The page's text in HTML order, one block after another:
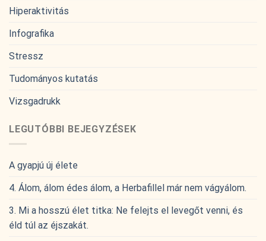
Hiperaktivitás
Infografika
Stressz
Tudományos kutatás
Vizsgadrukk
LEGUTÓBBI BEJEGYZÉSEK
A gyapjú új élete
4. Álom, álom édes álom, a Herbafillel már nem vágyálom.
3. Mi a hosszú élet titka: Ne felejts el levegőt venni, és
éld túl az éjszakát.